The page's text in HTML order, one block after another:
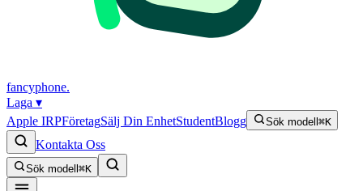
fancyphone.
Laga ▾
Apple IRPFöretagSälj Din EnhetStudentBlogg Sök modell ⌘K
Kontakta Oss
Sök modell ⌘K